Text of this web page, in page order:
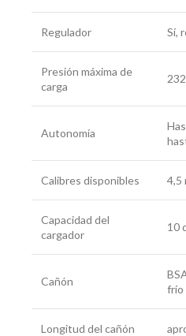
Regulador Sí,
Presión máxima de
carga
Autonomía
Calibres disponibles 4,5
Capacidad del
cargador
10
Cañón
frío
Longitud del cañón